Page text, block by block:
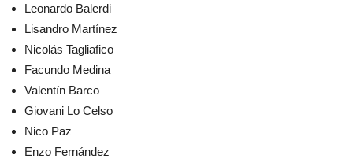
Leonardo Balerdi
Lisandro Martínez
Nicolás Tagliafico
Facundo Medina
Valentín Barco
Giovani Lo Celso
Nico Paz
Enzo Fernández